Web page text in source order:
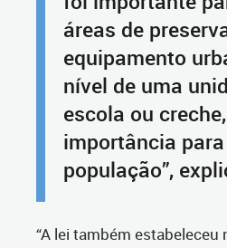
áreas de
equipamento
nível de uma
escola ou
importância
população”,
“A lei também